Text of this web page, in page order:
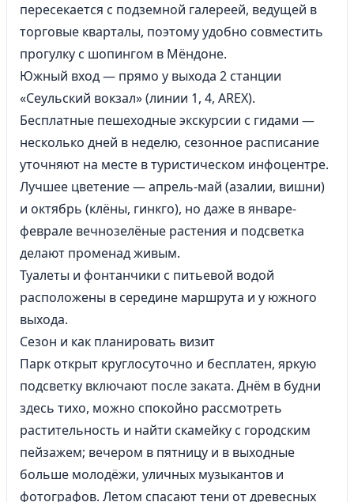
пересекается с подземной галереей, ведущей в
торговые кварталы, поэтому удобно совместить
прогулку с шопингом в Мёндоне.
Южный вход — прямо у выхода 2 станции
«Сеульский вокзал» (линии 1, 4, AREX).
Бесплатные пешеходные экскурсии с гидами —
несколько дней в неделю, сезонное расписание
уточняют на месте в туристическом инфоцентре.
Лучшее цветение — апрель-май (азалии, вишни)
и октябрь (клёны, гинкго), но даже в январе-
феврале вечнозелёные растения и подсветка
делают променад живым.
Туалеты и фонтанчики с питьевой водой
расположены в середине маршрута и у южного
выхода.
Сезон и как планировать визит
Парк открыт круглосуточно и бесплатен, яркую
подсветку включают после заката. Днём в будни
здесь тихо, можно спокойно рассмотреть
растительность и найти скамейку с городским
пейзажем; вечером в пятницу и в выходные
больше молодёжи, уличных музыкантов и
фотографов. Летом спасают тени от древесных